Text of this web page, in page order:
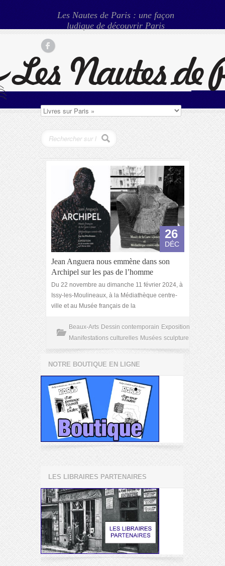
Les Nautes de Paris : une façon
ludique de découvrir Paris
26
DÉC
Jean Anguera nous emmène dans son
Archipel sur les pas de l’homme
Du 22 novembre au dimanche 11 février 2024, à
Issy-les-Moulineaux, à la Médiathèque centre-
ville et au Musée français de la
Beaux-Arts Dessin contemporain Exposition
Manifestations culturelles Musées sculpture
NOTRE BOUTIQUE EN LIGNE
LES LIBRAIRES PARTENAIRES